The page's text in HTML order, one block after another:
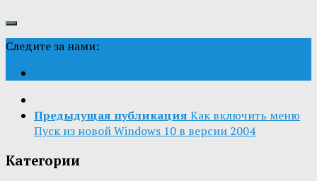
Следите за нами:
Предыдущая публикация Как включить меню
Пуск из новой Windows 10 в версии 2004
Категории